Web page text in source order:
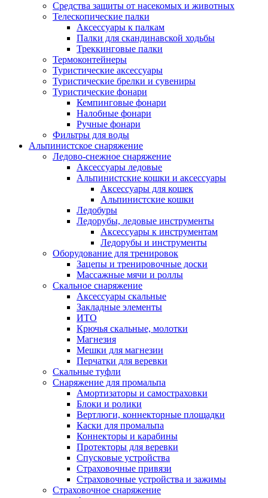
Средства защиты от насекомых и животных
Телескопические палки
Аксессуары к палкам
Палки для скандинавской ходьбы
Треккинговые палки
Термоконтейнеры
Туристические аксессуары
Туристические брелки и сувениры
Туристические фонари
Кемпинговые фонари
Налобные фонари
Ручные фонари
Фильтры для воды
Альпинистское снаряжение
Ледово-снежное снаряжение
Аксессуары ледовые
Альпинистские кошки и аксессуары
Аксессуары для кошек
Альпинистские кошки
Ледобуры
Ледорубы, ледовые инструменты
Аксессуары к инструментам
Ледорубы и инструменты
Оборудование для тренировок
Зацепы и тренировочные доски
Массажные мячи и роллы
Скальное снаряжение
Аксессуары скальные
Закладные элементы
ИТО
Крючья скальные, молотки
Магнезия
Мешки для магнезии
Перчатки для веревки
Скальные туфли
Снаряжение для промальпа
Амортизаторы и самостраховки
Блоки и ролики
Вертлюги, коннекторные площадки
Каски для промальпа
Коннекторы и карабины
Протекторы для веревки
Спусковые устройства
Страховочные привязи
Страховочные устройства и зажимы
Страховочное снаряжение